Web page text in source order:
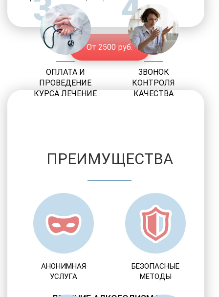
От 2500 руб.
3
ОПЛАТА И
ПРОВЕДЕНИЕ
КУРСА ЛЕЧЕНИЕ
4
ЗВОНОК
КОНТРОЛЯ
КАЧЕСТВА
ПРЕИМУЩЕСТВА
АНОНИМНАЯ
УСЛУГА
БЕЗОПАСНЫЕ
МЕТОДЫ